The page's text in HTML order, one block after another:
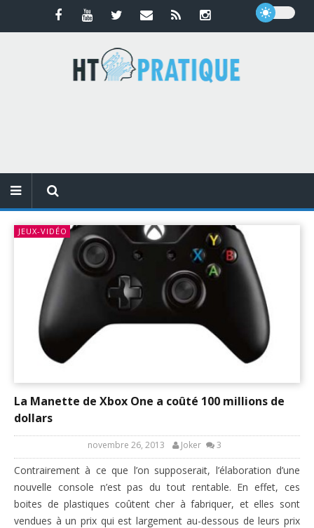
JEUX-VIDÉO
La Manette de Xbox One a coûté 100 millions de
dollars
novembre 26, 2013 Joker 3
Contrairement à ce que l’on supposerait, l’élaboration d’une
nouvelle console n’est pas du tout rentable. En effet, ces
boites de plastiques coûtent cher à fabriquer, et elles sont
vendues à un prix qui est largement au-dessous de leurs prix